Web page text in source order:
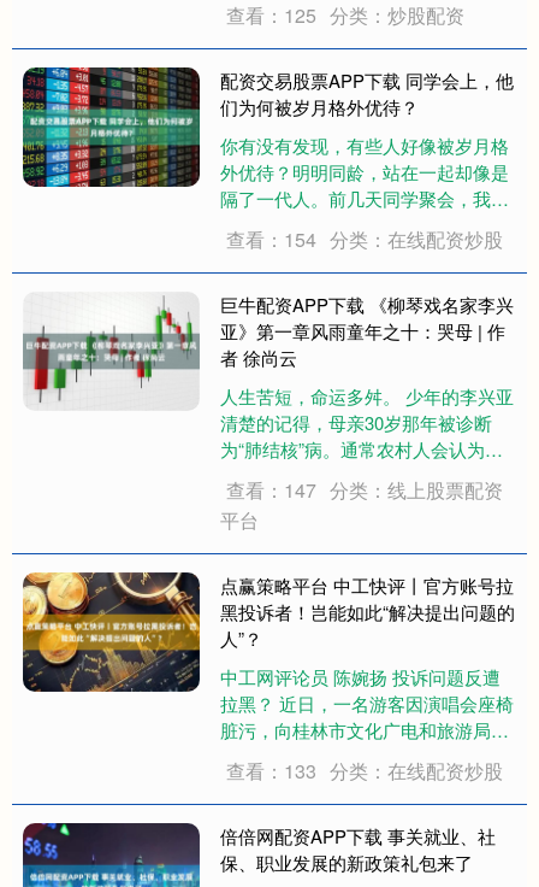
听得最多的一句话就是： “我明明已
经三四十岁了，可有时候还是觉得自
己像个小孩。” 其实长大和年龄无
关，和....
查看：125 分类：炒股配资
配资交易股票APP下载 同学会上，他
们为何被岁月格外优待？
你有没有发现，有些人好像被岁月格
外优待？明明同龄，站在一起却像是
隔了一代人。前几天同学聚会，我就
兄弟，如今看起来像我的学长；而隔
壁班总逃课的那个女生，竟然还保持
着大学刚毕业时的灵动感。散场时，
几个老同学围着他....
查看：154 分类：在线配资炒股
巨牛配资APP下载 《柳琴戏名家李兴
亚》第一章风雨童年之十：哭母 | 作
者 徐尚云
人生苦短，命运多舛。 少年的李兴亚
清楚的记得，母亲30岁那年被诊断
为“肺结核”病。通常农村人会认为：
搭边的。因为男人会抽烟。上世纪五
十年代，纸烟见不到。就是偶尔有卖
的，你也买不起。自制的烤烟叶，让
抽烟的人常常....
查看：147 分类：线上股票配资
平台
点赢策略平台 中工快评丨官方账号拉
黑投诉者！岂能如此“解决提出问题的
人”？
中工网评论员 陈婉扬 投诉问题反遭
拉黑？ 近日，一名游客因演唱会座椅
脏污，向桂林市文化广电和旅游局的
到回复，反被其拉黑。5月11日，该
局发布情况通报称，相关情况属实，
已向这名游客诚恳致歉并解除拉黑。
座椅不洁....
查看：133 分类：在线配资炒股
倍倍网配资APP下载 事关就业、社
保、职业发展的新政策礼包来了